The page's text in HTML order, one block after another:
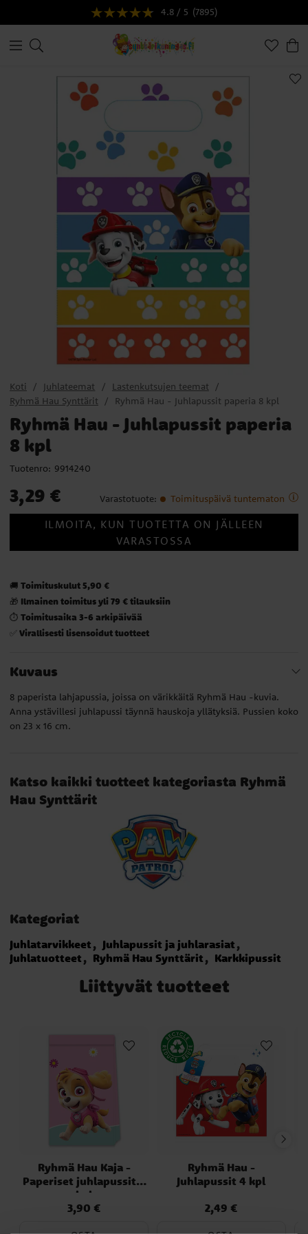
4.8 / 5 (7895)
Koti Juhlateemat
Lastenkutsujen teemat
Ryhmä Hau Synttärit
Ryhmä Hau - Juhlapussit paperia 8 kpl
Ryhmä Hau - Juhlapussit paperia
8 kpl
Tuotenro: 9914240
Hinta:3,29 €
3,29 € Varastotuote: Toimituspäivä tuntematon
ILMOITA, KUN TUOTETTA ON JÄLLEEN
VARASTOSSA
🚚 Toimituskulut 5,90 €
🎁 Ilmainen toimitus yli 79 € tilauksiin
⏱️ Toimitusaika 3-6 arkipäivää
✅ Virallisesti lisensoidut tuotteet
Kuvaus
8 paperista lahjapussia, joissa on värikkäitä Ryhmä Hau -kuvia.
Anna ystävillesi juhlapussi täynnä hauskoja yllätyksiä. Pussien koko
on 23 x 16 cm.
Katso kaikki tuotteet kategoriasta Ryhmä
Hau Synttärit
Kategoriat
Juhlatarvikkeet
Juhlapussit ja juhlarasiat
Juhlatuotteet
Ryhmä Hau Synttärit Karkkipussit
Liittyvät tuotteet
Ryhmä Hau Kaja -
Paperiset juhlapussit 4
kpl
Hinta:3,90 €
3,90 €
Ryhmä Hau -
Juhlapussit 4 kpl
Hinta:2,49 €
2,49 €